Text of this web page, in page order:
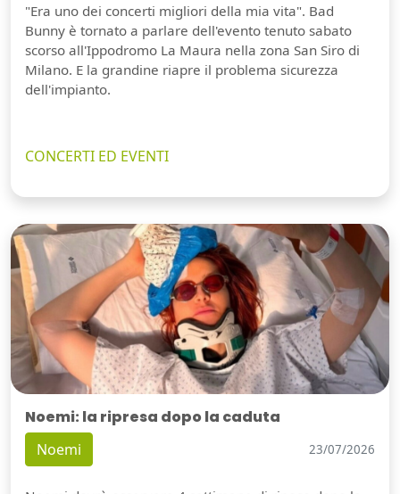
"Era uno dei concerti migliori della mia vita". Bad
Bunny è tornato a parlare dell'evento tenuto sabato
scorso all'Ippodromo La Maura nella zona San Siro di
Milano. E la grandine riapre il problema sicurezza
dell'impianto.
CONCERTI ED EVENTI
Noemi: la ripresa dopo la caduta
Noemi 23/07/2026